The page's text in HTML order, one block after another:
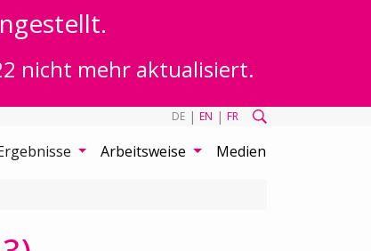
nicht mehr aktualisiert.
DE | EN | FR
Arbeitsweise Medien